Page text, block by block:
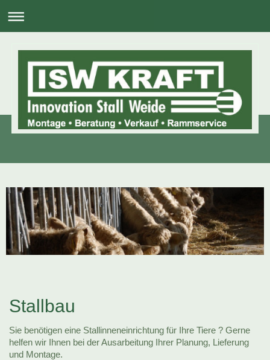
Stallbau
Sie benötigen eine Stallinneneinrichtung für Ihre Tiere ? Gerne
helfen wir Ihnen bei der Ausarbeitung Ihrer Planung, Lieferung
und Montage.